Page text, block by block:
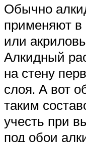
Обычно
применяют в
или
Алкидный
на стену
слоя. А вот
таким
учесть при
под обои